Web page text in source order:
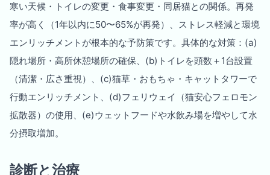
寒い天候・トイレの変更・食事変更・同居猫との関係。再発
率が高く（1年以内に50〜65%が再発）、ストレス軽減と環境
エンリッチメントが根本的な予防策です。具体的な対策：(a)
隠れ場所・高所休憩場所の確保、(b)トイレを頭数＋1台設置
（清潔・広さ重視）、(c)猫草・おもちゃ・キャットタワーで
行動エンリッチメント、(d)フェリウェイ（猫安心フェロモン
拡散器）の使用、(e)ウェットフードや水飲み場を増やして水
分摂取増加。
診断と治療